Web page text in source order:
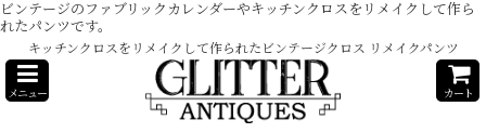
ビンテージのファブリックカレンダーやキッチンクロスをリメイクして作ら
れたパンツです。
キッチンクロスをリメイクして作られたビンテージクロス リメイクパンツ
メニュー カート